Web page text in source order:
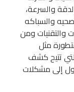
والسرعة،
والسباكه
ومن
مثل
تتيح كشف
إلى مشكلات